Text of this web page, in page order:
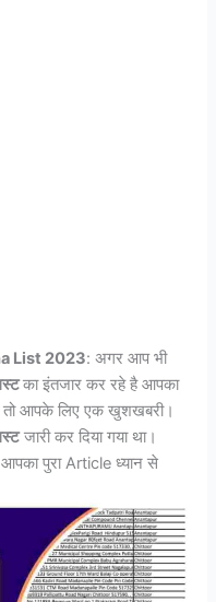
List 2023: अगर आप भी
का इंतजार कर रहे है आपका
तो आपके लिए एक खुशखबरी।
जारी कर दिया गया था।
पुरा Article ध्यान से